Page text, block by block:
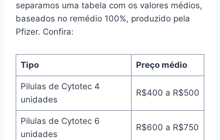
separamos uma tabela com os valores médios,
baseados no remédio 100%, produzido pela
Pfizer. Confira:
Tipo Preço médio
Pilulas de Cytotec 4
unidades
R$400 a R$500
Pilulas de Cytotec 6
unidades
R$600 a R$750